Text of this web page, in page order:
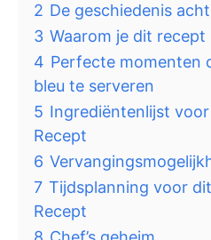
2 De geschiedenis
3 Waarom je dit recept
4 Perfecte momenten
bleu te serveren
5 Ingrediëntenlijst
Recept
6
7 Tijdsplanning voor
Recept